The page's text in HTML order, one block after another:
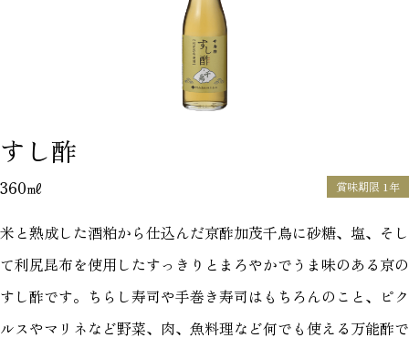
すし酢
360㎖ 賞味期限 1年
米と熟成した酒粕から仕込んだ京酢加茂千鳥に砂糖、塩、そし
て利尻昆布を使用したすっきりとまろやかでうま味のある京の
すし酢です。ちらし寿司や手巻き寿司はもちろんのこと、ピク
ルスやマリネなど野菜、肉、魚料理など何でも使える万能酢で